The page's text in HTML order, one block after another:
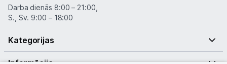
Darba dienās 8:00 – 21:00,
S., Sv. 9:00 – 18:00
Kategorijas